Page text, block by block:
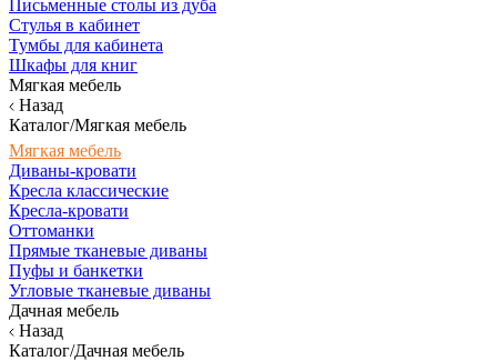
Письменные столы из дуба
Стулья в кабинет
Тумбы для кабинета
Шкафы для книг
Мягкая мебель
Назад
Каталог/Мягкая мебель
Мягкая мебель
Диваны-кровати
Кресла классические
Кресла-кровати
Оттоманки
Прямые тканевые диваны
Пуфы и банкетки
Угловые тканевые диваны
Дачная мебель
Назад
Каталог/Дачная мебель